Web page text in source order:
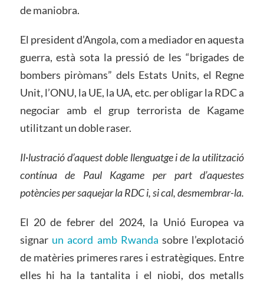
de maniobra.
El president d’Angola, com a mediador en aquesta
guerra, està sota la pressió de les “brigades de
bombers piròmans” dels Estats Units, el Regne
Unit, l’ONU, la UE, la UA, etc. per obligar la RDC a
negociar amb el grup terrorista de Kagame
utilitzant un doble raser.
Il·lustració d’aquest doble llenguatge i de la utilització
contínua de Paul Kagame per part d’aquestes
potències per saquejar la RDC i, si cal, desmembrar-la.
El 20 de febrer del 2024, la Unió Europea va
signar un acord amb Rwanda sobre l’explotació
de matèries primeres rares i estratègiques. Entre
elles hi ha la tantalita i el niobi, dos metalls